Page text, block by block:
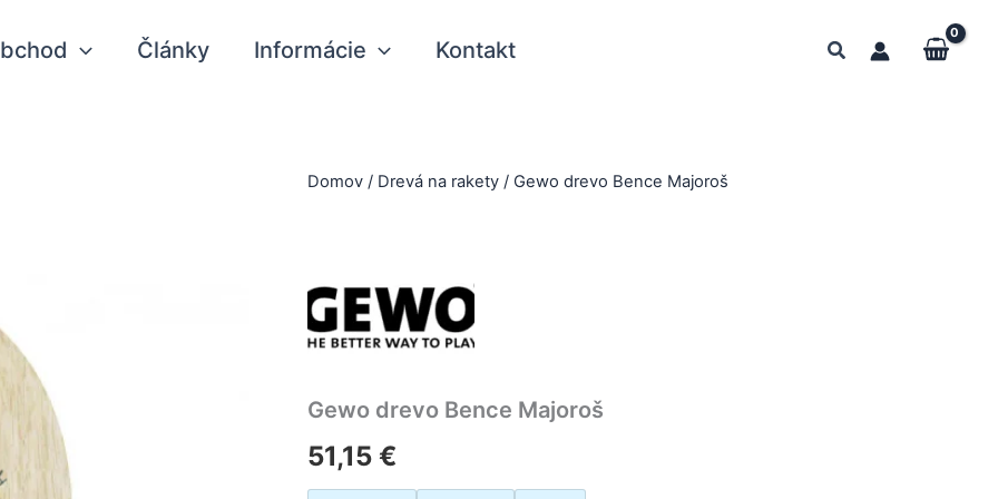
Články Informácie Kontakt
Domov / Drevá na rakety / Gewo drevo Bence Majoroš
Gewo drevo Bence Majoroš
51,15€